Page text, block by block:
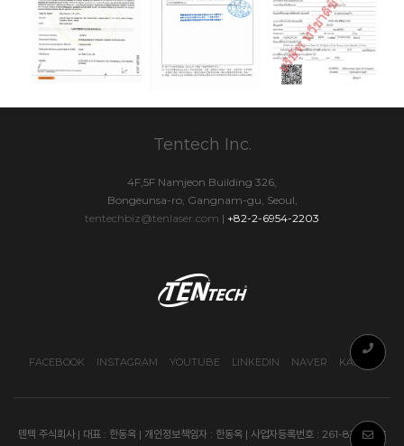
Tentech Inc.
4F,5F Namjeon Building 326,
Bongeunsa-ro, Gangnam-gu, Seoul,
tentechbiz@tenlaser.com | +82-2-6954-2203
FACEBOOK INSTAGRAM YOUTUBE LINKEDIN NAVER KAKAO
텐텍 주식회사 | 대표 : 한동옥 | 개인정보책임자 : 한동옥 | 사업자등록번호 : 261-81-17333